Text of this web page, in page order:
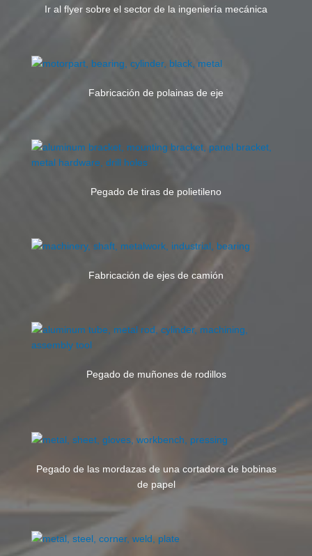
Ir al flyer sobre el sector de la ingeniería mecánica
Fabricación de polainas de eje
Pegado de tiras de polietileno
Fabricación de ejes de camión
Pegado de muñones de rodillos
Pegado de las mordazas de una cortadora de bobinas
de papel